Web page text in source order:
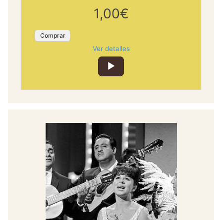
1,00€
Comprar
Ver detalles
Reproductor
de
audio